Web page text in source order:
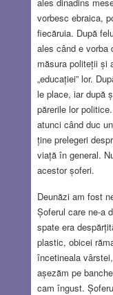
vorbesc ebraica,
fiecăruia. După
ales când e vorba
măsura politeții și
„educației” lor.
le place, iar după
părerile lor
atunci când duc
ține prelegeri
viață în general.
acestor șoferi.
Deunăzi am fost
Șoferul care ne-a
spate era
plastic, obicei
încetineala
așezăm pe
cam îngust.